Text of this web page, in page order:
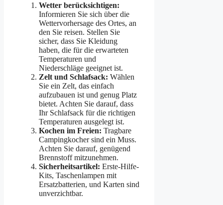
Wetter berücksichtigen:
Informieren Sie sich über die
Wettervorhersage des Ortes, an
den Sie reisen. Stellen Sie
sicher, dass Sie Kleidung
haben, die für die erwarteten
Temperaturen und
Niederschläge geeignet ist.
Zelt und Schlafsack: Wählen
Sie ein Zelt, das einfach
aufzubauen ist und genug Platz
bietet. Achten Sie darauf, dass
Ihr Schlafsack für die richtigen
Temperaturen ausgelegt ist.
Kochen im Freien: Tragbare
Campingkocher sind ein Muss.
Achten Sie darauf, genügend
Brennstoff mitzunehmen.
Sicherheitsartikel: Erste-Hilfe-
Kits, Taschenlampen mit
Ersatzbatterien, und Karten sind
unverzichtbar.